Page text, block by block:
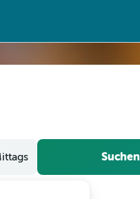
Suchen